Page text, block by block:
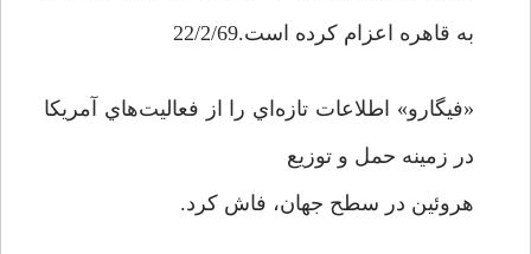
به قاهره اعزام کرده است.22/2/69
«فيگارو» اطلاعات تازه‌اي را از فعاليت‌هاي آمريکا
در زمينه حمل و توزيع
هروئين در سطح جهان، فاش کرد.